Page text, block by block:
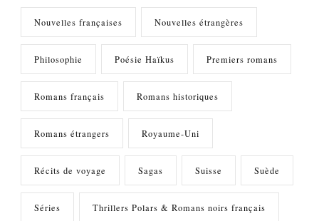
Nouvelles françaises Nouvelles étrangères
Philosophie Poésie Haïkus Premiers romans
Romans français Romans historiques
Romans étrangers Royaume-Uni
Récits de voyage Sagas Suisse Suède
Séries Thrillers Polars & Romans noirs français